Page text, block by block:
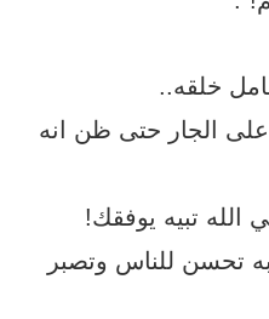
خلقه..
الجار حتى ظن انه
الله تبيه يوفقك!
تحسن للناس وتصبر